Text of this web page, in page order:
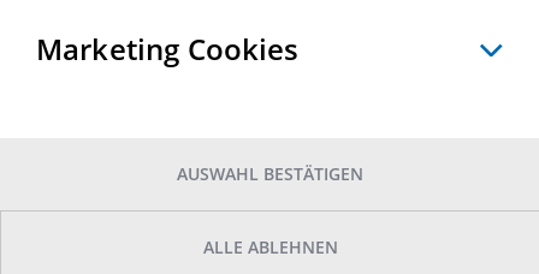
Marketing Cookies
AUSWAHL BESTÄTIGEN
ALLE ABLEHNEN